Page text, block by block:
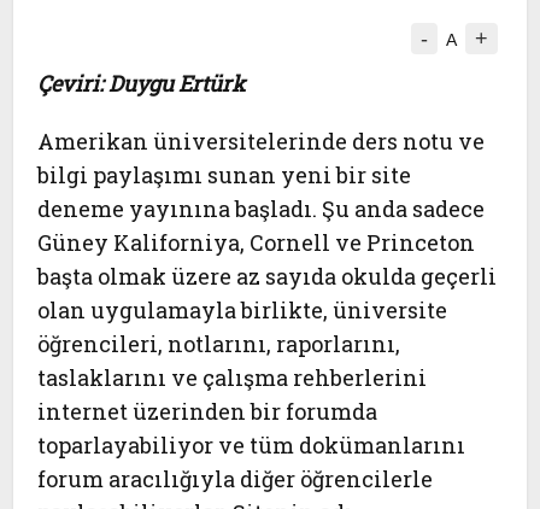
- A +
Çeviri: Duygu Ertürk
Amerikan üniversitelerinde ders notu ve
bilgi paylaşımı sunan yeni bir site
deneme yayınına başladı. Şu anda sadece
Güney Kaliforniya, Cornell ve Princeton
başta olmak üzere az sayıda okulda geçerli
olan uygulamayla birlikte, üniversite
öğrencileri, notlarını, raporlarını,
taslaklarını ve çalışma rehberlerini
internet üzerinden bir forumda
toparlayabiliyor ve tüm dokümanlarını
forum aracılığıyla diğer öğrencilerle